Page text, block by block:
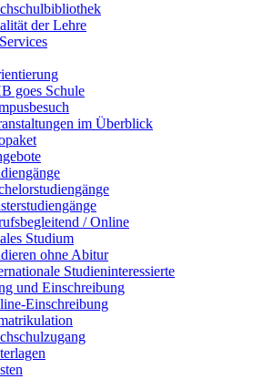
der Lehre
goes Schule
im Überblick
/ Online
Studium
ohne Abitur
Studieninteressierte
und Einschreibung
Einschreibung